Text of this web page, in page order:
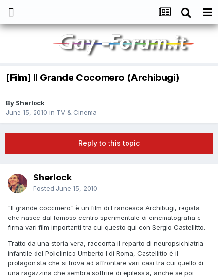
[Film] Il Grande Cocomero (Archibugi)
By Sherlock
June 15, 2010 in TV & Cinema
Reply to this topic
Sherlock
Posted June 15, 2010
"Il grande cocomero" è un film di Francesca Archibugi, regista
che nasce dal famoso centro sperimentale di cinematografia e
firma vari film importanti tra cui questo qui con Sergio Castellitto.
Tratto da una storia vera, racconta il reparto di neuropsichiatria
infantile del Policlinico Umberto I di Roma, Castellitto è il
protagonista che si trova ad affrontare vari casi tra cui quello di
una ragazzina che sembra soffrire di epilessia, anche se poi